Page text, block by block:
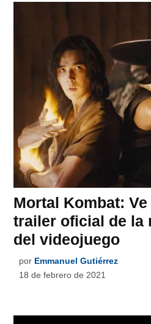
Mortal Kombat: Ve
trailer oficial de la
del videojuego
por Emmanuel Gutiérrez
18 de febrero de 2021